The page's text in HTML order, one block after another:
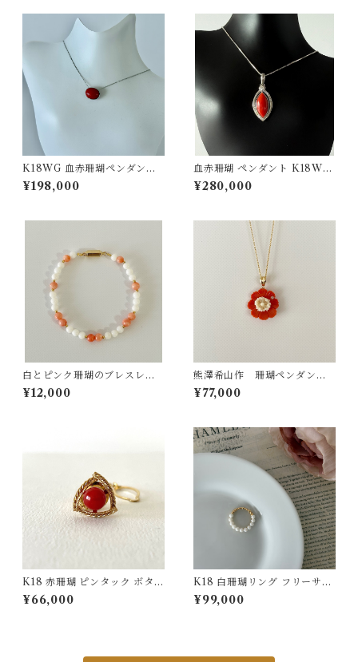
K18WG 血赤珊瑚ペンダント
pd-53
¥198,000
血赤珊瑚 ペンダント K18WG
0.14ct
¥280,000
白とピンク珊瑚のブレスレッ
ト ts−17
¥12,000
熊澤希山作 珊瑚ペンダント p
d-39
¥77,000
K18 赤珊瑚 ピンタック ボタン
チェーン付 fb-43
¥66,000
K18 白珊瑚リング フリーサイ
ズ jr-06
¥99,000